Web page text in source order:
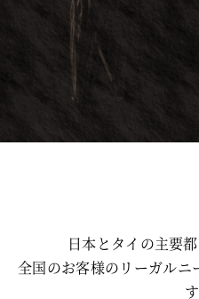
日本とタイの主要
全国のお客様のリーガルニ
す